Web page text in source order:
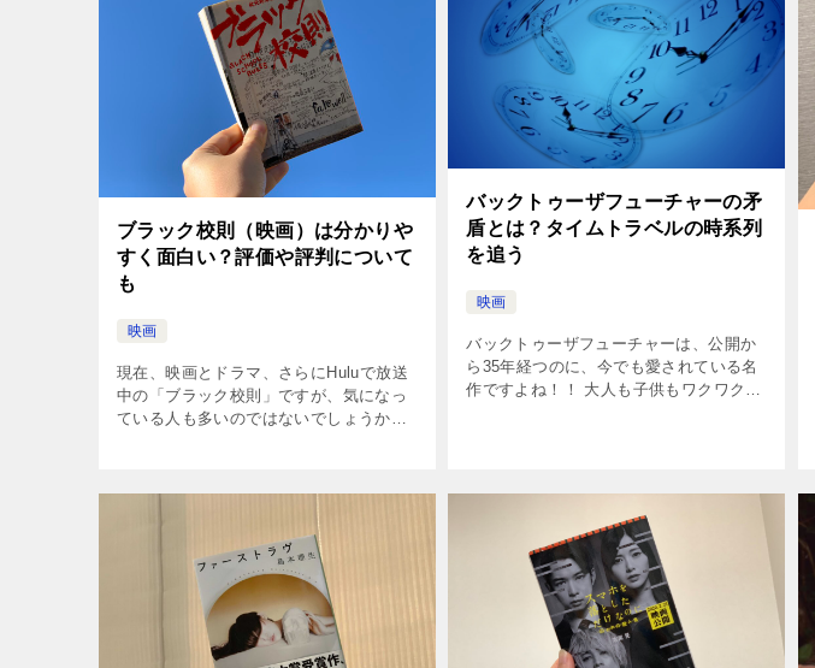
ブラック校則（映画）は分かりや
すく面白い？評価や評判について
も
映画
現在、映画とドラマ、さらにHuluで放送
中の「ブラック校則」ですが、気になっ
ている人も多いのではないでしょうか？
バックトゥーザフューチャーの矛
盾とは？タイムトラベルの時系列
を追う
映画
バックトゥーザフューチャーは、公開か
ら35年経つのに、今でも愛されている名
作ですよね！！ 大人も子供もワクワクし